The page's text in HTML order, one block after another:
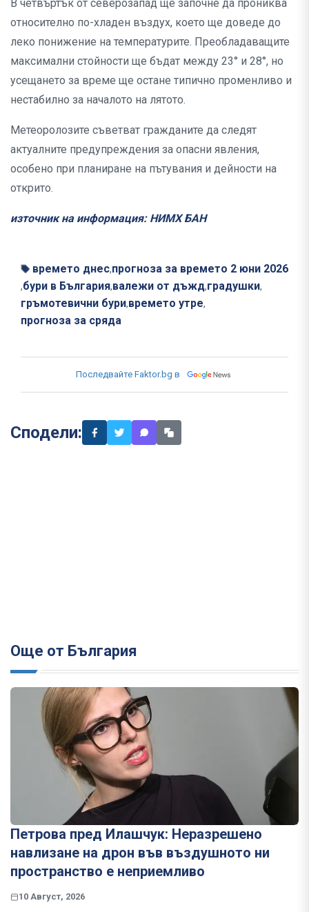
В четвъртък от северозапад ще започне да прониква
относително по-хладен въздух, което ще доведе до
леко понижение на температурите. Преобладаващите
максимални стойности ще бъдат между 23° и 28°, но
усещането за време ще остане типично променливо и
нестабилно за началото на лятото.
Метеоролозите съветват гражданите да следят
актуалните предупреждения за опасни явления,
особено при планиране на пътувания и дейности на
открито.
източник на информация: НИМХ БАН
времето днес,прогноза за времето 2 юни 2026
,бури в България,валежи от дъжд,градушки,
гръмотевични бури,времето утре,
прогноза за сряда
Последвайте Faktor.bg в
Сподели:
Още от България
Петрова пред Илашчук: Неразрешено
навлизане на дрон във въздушното ни
пространство е неприемливо
10 Август, 2026